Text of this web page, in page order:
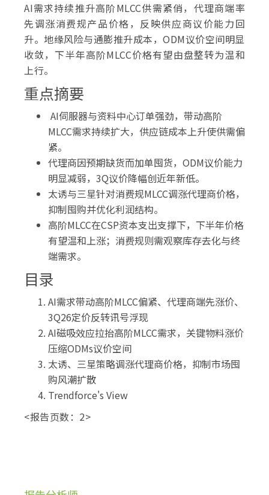
AI需求持续推升高阶MLCC供需紧俏，代理商端率
先调涨消费规产品价格，反映供应商议价能力回
升。地缘风险与通膨推升成本，ODM议价空间明显
收敛，下半年高阶MLCC价格有望由盘整转为温和
上行。
重点摘要
AI伺服器与资料中心订单强劲，带动高阶
MLCC需求持续扩大，供应链成本上升使供需偏
紧。
代理商因预期缺货而加单囤货，ODM议价能力
明显减弱，3Q议价降幅创近年新低。
太诱与三星针对消费规MLCC调涨代理商价格，
抑制囤购并优化利润结构。
高阶MLCC在CSP资本支出支撑下，下半年价格
有望温和上涨；消费规则需观察库存去化与终
端需求。
目录
AI需求带动高阶MLCC偏紧、代理商端先涨价、
3Q26定价反转讯号浮现
AI磁吸效应拉抬高阶MLCC需求，关键物料涨价
压缩ODMs议价空间
太诱、三星策略调涨代理商价格，抑制市场囤
购风潮扩散
Trendforce's View
<报告页数：2>